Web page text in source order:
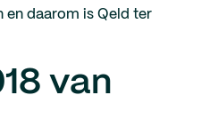
en daarom is Qeld ter
van